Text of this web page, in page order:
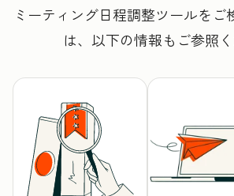
ミーティング日程調整ツールをご
は、以下の情報もご参照く